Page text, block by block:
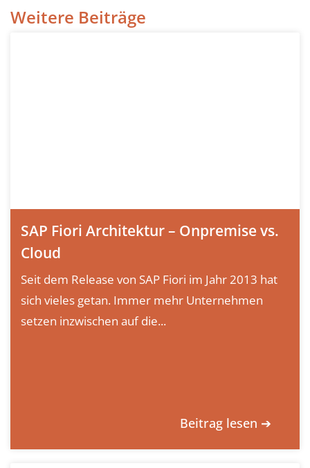
Weitere Beiträge
SAP Fiori Architektur – Onpremise vs.
Cloud
Seit dem Release von SAP Fiori im Jahr 2013 hat
sich vieles getan. Immer mehr Unternehmen
setzen inzwischen auf die...
Beitrag lesen ➔